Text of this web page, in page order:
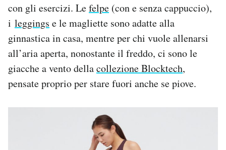
con gli esercizi. Lefelpe (con e senza cappuccio),
i leggings e le magliette sono adatte alla
ginnastica in casa, mentre per chi vuole allenarsi
all’aria aperta, nonostante il freddo, ci sono le
giacche a vento dellacollezione Blocktech,
pensate proprio per stare fuori anche se piove.